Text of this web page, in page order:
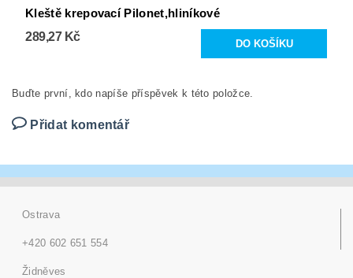
Kleště krepovací Pilonet,hliníkové
289,27 Kč
Buďte první, kdo napíše příspěvek k této položce.
Přidat komentář
Ostrava
+420 602 651 554
Židněves